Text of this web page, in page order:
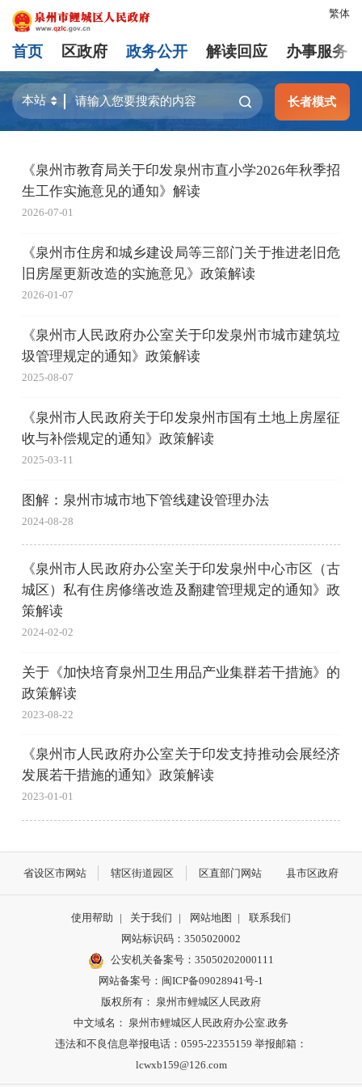
繁体
首页 区政府 政务公开 解读回应 办事服务
长者模式
《泉州市教育局关于印发泉州市直小学2026年秋季招
生工作实施意见的通知》解读
2026-07-01
《泉州市住房和城乡建设局等三部门关于推进老旧危
旧房屋更新改造的实施意见》政策解读
2026-01-07
《泉州市人民政府办公室关于印发泉州市城市建筑垃
圾管理规定的通知》政策解读
2025-08-07
《泉州市人民政府关于印发泉州市国有土地上房屋征
收与补偿规定的通知》政策解读
2025-03-11
图解：泉州市城市地下管线建设管理办法
2024-08-28
《泉州市人民政府办公室关于印发泉州中心市区（古
城区）私有住房修缮改造及翻建管理规定的通知》政
策解读
2024-02-02
关于《加快培育泉州卫生用品产业集群若干措施》的
政策解读
2023-08-22
《泉州市人民政府办公室关于印发支持推动会展经济
发展若干措施的通知》政策解读
2023-01-01
省设区市网站 辖区街道园区 区直部门网站 县市区政府
使用帮助 | 关于我们 | 网站地图 |
联系我们
网站标识码：3505020002
公安机关备案号：35050202000111
网站备案号：闽ICP备09028941号-1
版权所有： 泉州市鲤城区人民政府
中文域名： 泉州市鲤城区人民政府办公室.政务
违法和不良信息举报电话：0595-22355159 举报邮箱：
lcwxb159@126.com